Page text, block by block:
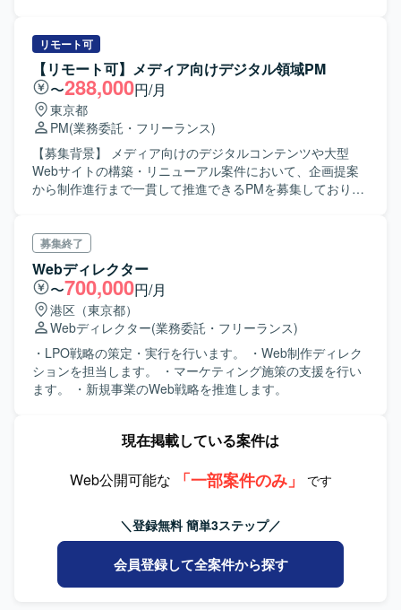
むことができます。SpringBootやKotlin、MySQLといったモ
ダンな技術スタックに加え、生成AIツールを活用した開発
推進に関与できるため、技術力と生産性向上の両面でスキ
ルアップが可能です。スクラムベースの開発環境の中で、
チームでの開発プロセス改善にも関わっていただけます。
【開発環境】 SpringBoot、Kotlin、MySQL、React、
AWS、Git、Claude Codeなどの生成AIツールを用いたスク
ラムベースの開発環境となります。
容】 要件定義フェーズに参画し、仕様理解を踏まえたUI設
計を実施していただきます。ディレクター作成の既存また
は簡易なワイヤーフレームをベースに、ユーザー視点で画
面構成・導線を整理し、UIコンポーネント設計や操作フロ
ーの最適化を行っていただきます。各画面単位でのビジュ
アルデザイン作成、レイアウト設計、配色・UIパーツ設
計、操作性を考慮したインタラクション設計（必要に応じ
て簡易モック作成）を対応していただきます。機能過多・
画面過密状態に対する整理・改善提案や、ユーザビリティ
プットしていただきます。 【求める人物像】 要件が固まり
きっていない状況でもディレクターと並走しながら柔軟に
検討を進められる方を求めております。複雑な業務要件を
踏まえて情報整理や画面構成を行いながら、一貫性と使い
やすさの両立を意識してデザイン品質を高めていただける
方を想定しています。ディレクター／PMとのコミュニケー
ションを大切にしながら、主体的に改善提案ができる方に
フィットするポジションです。 【ポジションの魅力】 請求
書発行システムという業務基盤となるWebアプリケーショ
ンシステムの構築にも影響力を発揮していただけます。機
ティを高める設計に挑戦できる環境です。 【開発環境】
FigmaやAdobe XDなどのデザインツールを用いたUIデザイ
を意識したデザイン知識が活かせるプロジェクトです。
リモート可
【リモート可】メディア向けデジタル領域PM
〜288,000円/月
東京都
PM(業務委託・フリーランス)
【募集背景】 メディア向けのデジタルコンテンツや大型
Webサイトの構築・リニューアル案件において、企画提案
から制作進行まで一貫して推進できるPMを募集しておりま
および制作進行を担当していただきます。番組担当者への
ヒアリングを行い、得られた内容をもとに社内外メンバー
への指示や進行管理、チーム内の予算管理を行っていただ
きます。また、クライアント、エンジニア、デザイナー、
ディレクターとの各種調整やディレクション業務を担って
いただき、即時抽選システムなどの新規施策の導入も指揮
していただきます。 【求める人物像】 デジタル領域におけ
るディレクション経験をお持ちで、関係者と円滑にコミュ
ニケーションを取りながらプロジェクトを推進できる方を
お持ちの方ですと望ましいです。 【ポジションの魅力】 テ
トの企画・制作に携わることができ、話題性の高いプロジ
ェクトを経験していただけます。新規施策の導入など上流
やディレクション力をさらに高めていただけます。 【開発
環境】 詳細な技術環境については別途お打ち合わせにてご
説明させていただきます。
募集終了
Webディレクター
〜700,000円/月
港区（東京都）
Webディレクター(業務委託・フリーランス)
・LPO戦略の策定・実行を行います。 ・Web制作ディレク
ションを担当します。 ・マーケティング施策の支援を行い
ます。 ・新規事業のWeb戦略を推進します。
現在掲載している案件は
Web公開可能な
「一部案件のみ」 です
＼登録無料 簡単3ステップ／
会員登録して全案件から探す